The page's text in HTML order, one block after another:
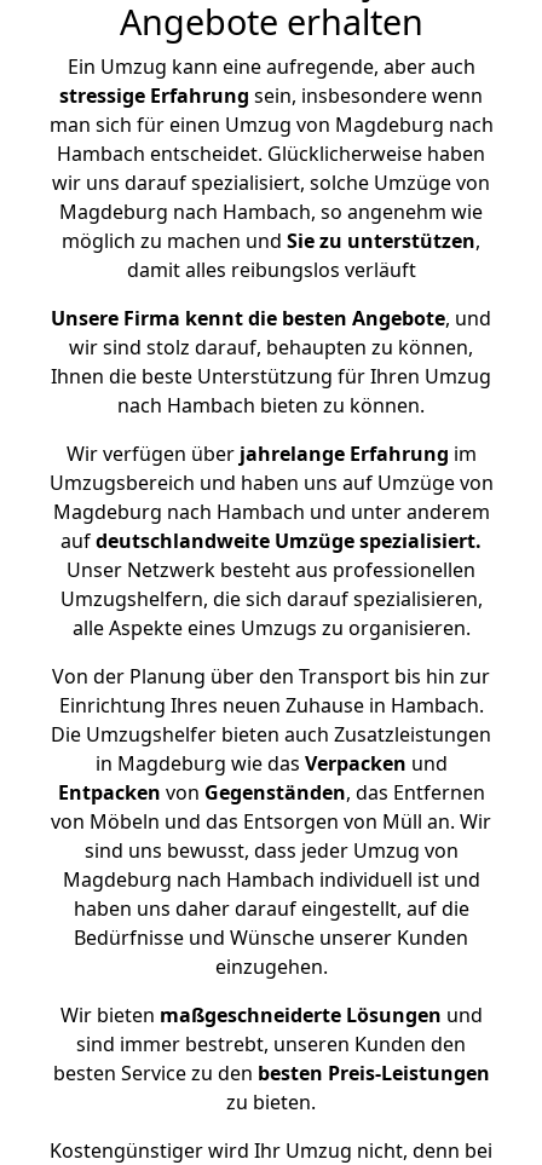
Angebote erhalten
Ein Umzug kann eine aufregende, aber auch
stressige Erfahrung sein, insbesondere wenn
man sich für einen Umzug von Magdeburg nach
Hambach entscheidet. Glücklicherweise haben
wir uns darauf spezialisiert, solche Umzüge von
Magdeburg nach Hambach, so angenehm wie
möglich zu machen und Sie zu unterstützen,
damit alles reibungslos verläuft
Unsere Firma kennt die besten Angebote, und
wir sind stolz darauf, behaupten zu können,
Ihnen die beste Unterstützung für Ihren Umzug
nach Hambach bieten zu können.
Wir verfügen überjahrelange Erfahrung im
Umzugsbereich und haben uns auf Umzüge von
Magdeburg nach Hambach und unter anderem
aufdeutschlandweite Umzüge spezialisiert.
Unser Netzwerk besteht aus professionellen
Umzugshelfern, die sich darauf spezialisieren,
alle Aspekte eines Umzugs zu organisieren.
Von der Planung über den Transport bis hin zur
Einrichtung Ihres neuen Zuhause in Hambach.
Die Umzugshelfer bieten auch Zusatzleistungen
in Magdeburg wie das Verpacken und
Entpacken von Gegenständen, das Entfernen
von Möbeln und das Entsorgen von Müll an. Wir
sind uns bewusst, dass jeder Umzug von
Magdeburg nach Hambach individuell ist und
haben uns daher darauf eingestellt, auf die
Bedürfnisse und Wünsche unserer Kunden
einzugehen.
Wir bieten maßgeschneiderte Lösungen und
sind immer bestrebt, unseren Kunden den
besten Service zu den besten Preis-Leistungen
zu bieten.
Kostengünstiger wird Ihr Umzug nicht, denn bei